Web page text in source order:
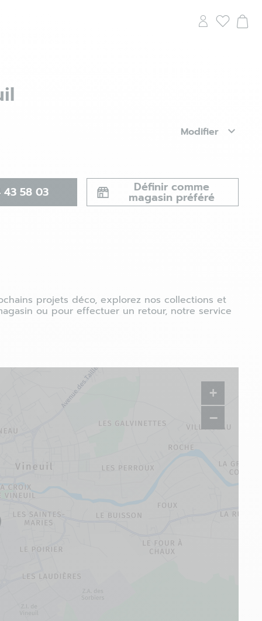
Modifier
43 58 03 Définir comme
magasin préféré
projets déco, explorez nos collections et
ou pour effectuer un retour, notre service
+
−